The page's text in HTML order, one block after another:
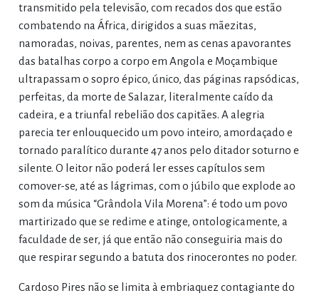
transmitido pela televisão, com recados dos que estão
combatendo na África, dirigidos a suas mãezitas,
namoradas, noivas, parentes, nem as cenas apavorantes
das batalhas corpo a corpo em Angola e Moçambique
ultrapassam o sopro épico, único, das páginas rapsódicas,
perfeitas, da morte de Salazar, literalmente caído da
cadeira, e a triunfal rebelião dos capitães. A alegria
parecia ter enlouquecido um povo inteiro, amordaçado e
tornado paralítico durante 47 anos pelo ditador soturno e
silente. O leitor não poderá ler esses capítulos sem
comover-se, até as lágrimas, com o júbilo que explode ao
som da música “Grândola Vila Morena”: é todo um povo
martirizado que se redime e atinge, ontologicamente, a
faculdade de ser, já que então não conseguiria mais do
que respirar segundo a batuta dos rinocerontes no poder.
Cardoso Pires não se limita à embriaquez contagiante do